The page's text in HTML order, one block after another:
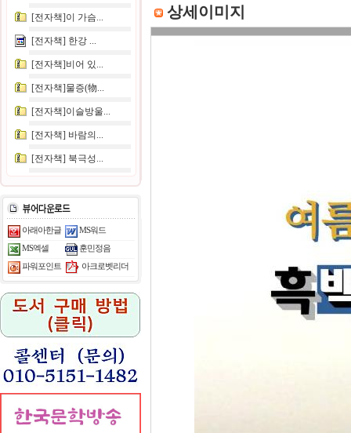
[전자책]이 가슴...
[전자책] 한강 ...
[전자책]비어 있...
[전자책]물증(物...
[전자책]이슬방울...
[전자책] 바람의...
[전자책] 북극성...
아래아한글 MS워드
MS엑셀 훈민정음
파워포인트 아크로벳리더
상세이미지